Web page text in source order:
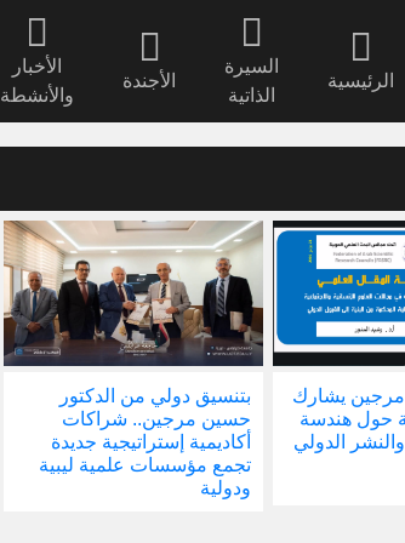
الرئيسية
السيرة
الذاتية
الأجندة
الأخبار
والأنشطة
مرجين يشارك
حول هندسة
الدولي
بتنسيق دولي من الدكتور
حسين مرجين.. شراكات
أكاديمية إستراتيجية جديدة
تجمع مؤسسات علمية ليبية
ودولية